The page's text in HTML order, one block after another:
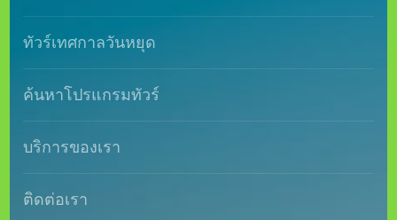
ทัวร์เทศกาลวันหยุด
ค้นหาโปรแกรมทัวร์
บริการของเรา
ติดต่อเรา